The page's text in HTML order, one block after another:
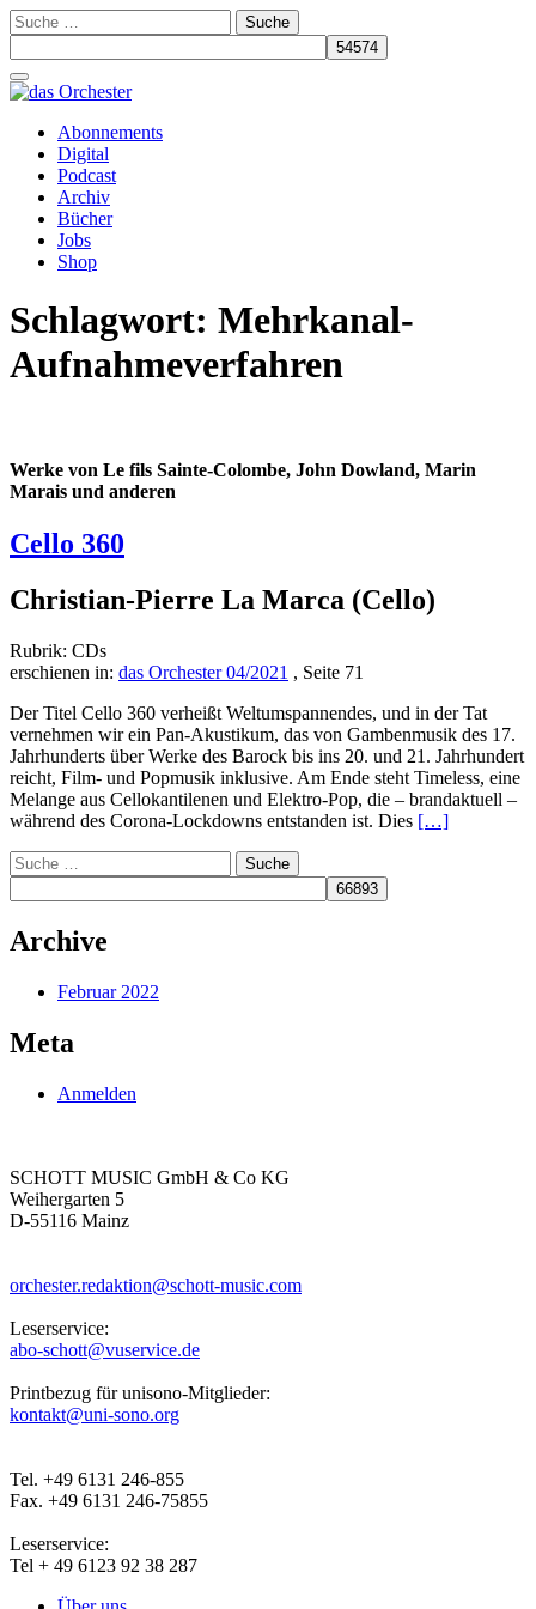
Suche
nach:
Schalte
Navigation
Zum
Inhalt
springen
Abonnements
Digital
Podcast
Archiv
Bücher
Jobs
Shop
Schlagwort: Mehrkanal-
Aufnahmeverfahren
Werke von Le fils Sainte-Colombe, John Dowland, Marin
Marais und anderen
Cello 360
Christian-Pierre La Marca (Cello)
Rubrik: CDs
erschienen in: das Orchester 04/2021 , Seite 71
Der Titel Cello 360 verheißt Weltumspannendes, und in der Tat
vernehmen wir ein Pan-Akustikum, das von Gambenmusik des 17.
Jahrhunderts über Werke des Barock bis ins 20. und 21. Jahrhundert
reicht, Film- und Popmusik inklusive. Am Ende steht Timeless, eine
Melange aus Cellokantilenen und Elektro-Pop, die – brandaktuell –
während des Corona-Lockdowns entstanden ist. Dies Read
[…]
Suche
nach:
Archive
Februar 2022
Meta
Anmelden
SCHOTT MUSIC GmbH & Co KG
Weihergarten 5
D-55116 Mainz
orchester.redaktion@schott-music.com
Leserservice:
abo-schott@vuservice.de
Printbezug für unisono-Mitglieder:
kontakt@uni-sono.org
Tel. +49 6131 246-855
Fax. +49 6131 246-75855
Leserservice:
Tel + 49 6123 92 38 287